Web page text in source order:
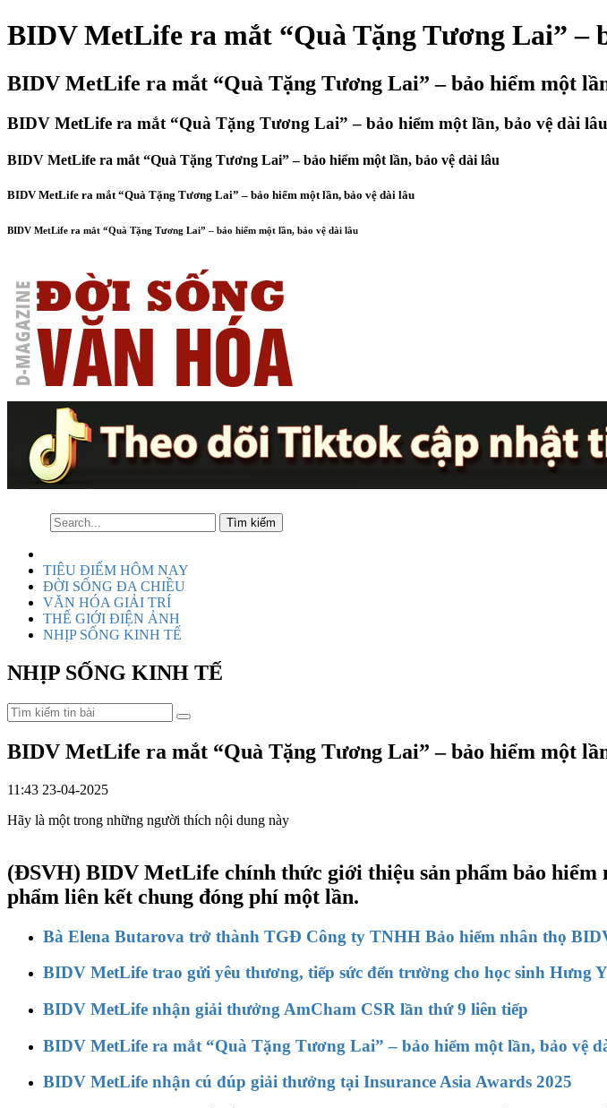
BIDV MetLife ra mắt “Quà Tặng Tương Lai” –
BIDV MetLife ra mắt “Quà Tặng Tương Lai” – bảo hiểm một
BIDV MetLife ra mắt “Quà Tặng Tương Lai” – bảo hiểm một lần, bảo vệ dài lâu
BIDV MetLife ra mắt “Quà Tặng Tương Lai” – bảo hiểm một lần, bảo vệ dài lâu
BIDV MetLife ra mắt “Quà Tặng Tương Lai” – bảo hiểm một lần, bảo vệ dài lâu
BIDV MetLife ra mắt “Quà Tặng Tương Lai” – bảo hiểm một lần, bảo vệ dài lâu
TIÊU ĐIỂM HÔM NAY
ĐỜI SỐNG ĐA CHIỀU
VĂN HÓA GIẢI TRÍ
THẾ GIỚI ĐIỆN ẢNH
NHỊP SỐNG KINH TẾ
NHỊP SỐNG KINH TẾ
BIDV MetLife ra mắt “Quà Tặng Tương Lai” – bảo hiểm một
11:43 23-04-2025
Hãy là một trong những người thích nội dung này
(ĐSVH) BIDV MetLife chính thức giới thiệu sản phẩm bảo hiểm
phẩm liên kết chung đóng phí một lần.
Bà Elena Butarova trở thành TGĐ Công ty TNHH Bảo hiểm nhân thọ
BIDV MetLife trao gửi yêu thương, tiếp sức đến trường cho học sinh Hưng
BIDV MetLife nhận giải thưởng AmCham CSR lần thứ 9 liên tiếp
BIDV MetLife ra mắt “Quà Tặng Tương Lai” – bảo hiểm một lần, bảo vệ
BIDV MetLife nhận cú đúp giải thưởng tại Insurance Asia Awards 2025